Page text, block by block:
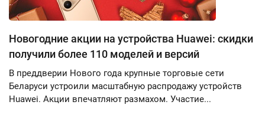
Новогодние акции на устройства Huawei: скидки
получили более 110 моделей и версий
В преддверии Нового года крупные торговые сети
Беларуси устроили масштабную распродажу устройств
Huawei. Акции впечатляют размахом. Участие...